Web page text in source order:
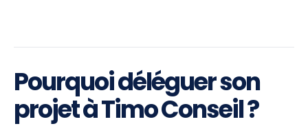
Pourquoi déléguer son
projet à Timo Conseil ?